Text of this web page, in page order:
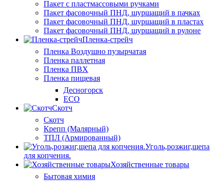
Пакет с пластмассовыми ручками
Пакет фасовочный ПНД, шуршащий в пачках
Пакет фасовочный ПНД, шуршащий в пластах
Пакет фасовочный ПНД, шуршащий в рулоне
Пленка-стрейч
Пленка Воздушно пузырчатая
Пленка паллетная
Пленка ПВХ
Пленка пищевая
Десногорск
ECO
Скотч
Скотч
Крепп (Малярный)
ТПЛ (Армированный)
Уголь,розжиг,щепа
для копчения.
Хозяйственные товары
Бытовая химия